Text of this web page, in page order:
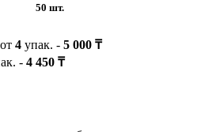
50 шт.
4 упак. - 5 000 ₸
- 4 450 ₸